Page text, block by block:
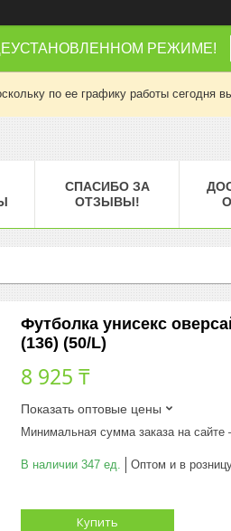
РЕЖИМЕ!
по ее графику работы сегодня
СПАСИБО ЗА
ОТЗЫВЫ!
Футболка унисекс
(136) (50/L)
8 925 ₸
Показать оптовые цены
Минимальная сумма заказа на
В наличии 347 ед. Оптом и в
Купить